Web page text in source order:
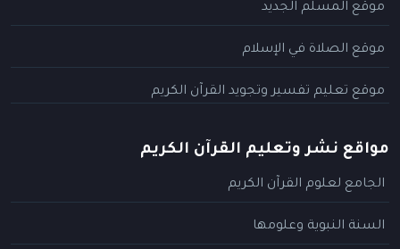
موقع المسلم الجديد
موقع الصلاة في الإسلام
موقع تعليم تفسير وتجويد القرآن الكريم
مواقع نشر وتعليم القرآن الكريم
الجامع لعلوم القرآن الكريم
السنة النبوية وعلومها